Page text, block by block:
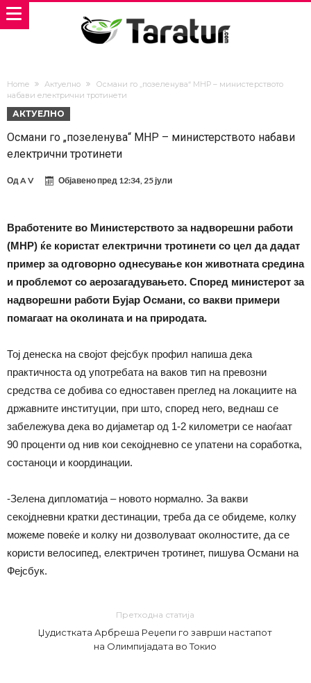
Home Актуелно
Османи го „позеленува“ МНР – министерството
набави електрични тротинети
АКТУЕЛНО
Османи го „позеленува“ МНР – министерството набави
електрични тротинети
ОдA V Објавено пред 12:34, 25 јули
Вработените во Министерството за надворешни работи
(МНР) ќе користат електрични тротинети со цел да дадат
пример за одговорно однесување кон животната средина
и проблемот со аерозагадувањето. Според министерот за
надворешни работи Бујар Османи, со вакви примери
помагаат на околината и на природата.
Тој денеска на својот фејсбук профил напиша дека
практичноста од употребата на ваков тип на превозни
средства се добива со едноставен преглед на локациите на
државните институции, при што, според него, веднаш се
забележува дека во дијаметар од 1-2 километри се наоѓаат
90 проценти од нив кои секојдневно се упатени на соработка,
состаноци и координации.
-Зелена дипломатија – новото нормално. За вакви
секојдневни кратки дестинации, треба да се обидеме, колку
можеме повеќе и колку ни дозволуваат околностите, да се
користи велосипед, електричен тротинет, пишува Османи на
Фејсбук.
Претходна статија
Џудистката Арбреша Реџепи го заврши настапот
на Олимпијадата во Токио